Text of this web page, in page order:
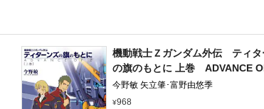
機動戦士Ｚガンダム外伝 ティタ
の旗のもとに 上巻 ADVANCE
今野敏 矢立肇･富野由悠季
968